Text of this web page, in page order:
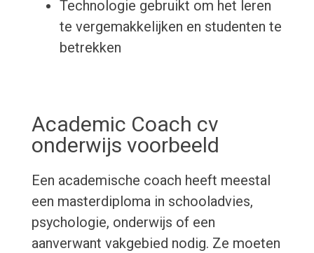
Technologie gebruikt om het leren
te vergemakkelijken en studenten te
betrekken
Academic Coach cv
onderwijs voorbeeld
Een academische coach heeft meestal
een masterdiploma in schooladvies,
psychologie, onderwijs of een
aanverwant vakgebied nodig. Ze moeten